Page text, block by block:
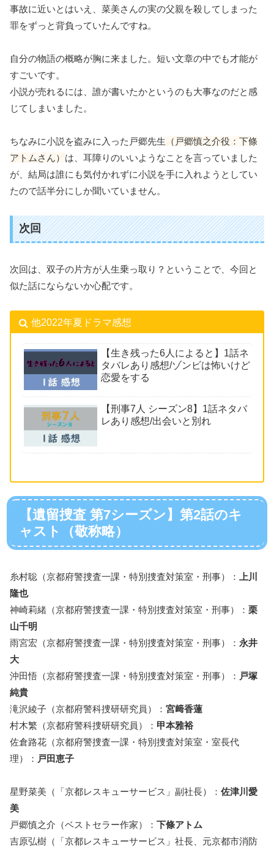
事故に近いとはいえ、菜美さんの実の父親を殺してしまった
罪をずっと背負っていたんですね。
自分の物語の概略が胸に来ました。短い文章の中でも才能が
すごいです。
小説が売れるには、誰が書いたかというのも大事なのだと感
じてしまいました。
ちなみに小説を盗みに入った戸郷先生（戸郷慎之介役：下條
アトムさん）は、耳障りのいいようなことを言っていました
が、結局は誰にも気付かれずに小説を手に入れようとしてい
たので話半分にしか聞いていません。
次回
次回は、双子の片方が人生乗っ取り？ということで、今回と
似た話にならないか心配です。
他2022年夏ドラマ感想
【生き残った6人によると】1話ネ
タバレあり感想/ゾンビは怖いけど
恋愛をする
【刑事7人 シーズン8】1話ネタバ
レあり感想/出会いと別れ
【遺留捜査 第7シーズン】第2話のキ
ャスト（敬称略）
糸村聡（京都府警捜査一課・特別捜査対策室・刑事）：
上川
隆也
神崎莉緒（京都府警捜査一課・特別捜査対策室・刑事）： 栗
山千明
雨宮宏（京都府警捜査一課・特別捜査対策室・刑事）： 永井
大
沖田悟（京都府警捜査一課・特別捜査対策室・刑事）： 戸塚
純貴
滝沢綾子（京都府警科捜研研究員）： 宮﨑香蓮
村木繁（京都府警科捜研研究員）： 甲本雅裕
佐倉路花（京都府警捜査一課・特別捜査対策室・室長代
理）： 戸田恵子
星野菜美（「京都レスキューサービス」副社長）： 佐津川愛
美
戸郷慎之介（ベストセラー作家）： 下條アトム
吉原弘樹（「京都レスキューサービス」社長、元京都市消防